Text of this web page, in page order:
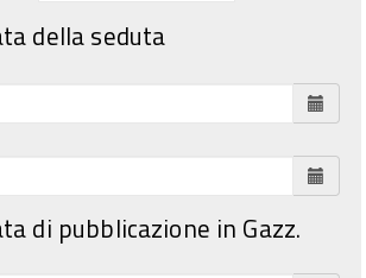
della seduta
di pubblicazione in Gazz.